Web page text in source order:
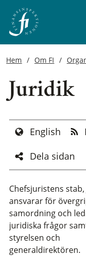
Hem Om FI
Juridik
English
Dela sidan
Chefsjuristens stab,
ansvarar för
samordning och
juridiska frågor
styrelsen och
generaldirektören.